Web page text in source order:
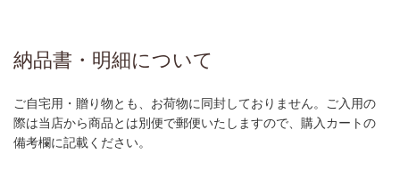
納品書・明細について
ご自宅用・贈り物とも、お荷物に同封しておりません。ご入用の
際は当店から商品とは別便で郵便いたしますので、購入カートの
備考欄に記載ください。